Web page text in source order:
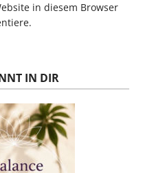
in diesem Browser
IN DIR